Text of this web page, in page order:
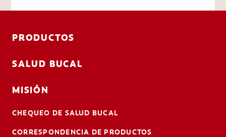
PRODUCTOS
SALUD BUCAL
MISIÓN
CHEQUEO DE SALUD BUCAL
CORRESPONDENCIA DE PRODUCTOS